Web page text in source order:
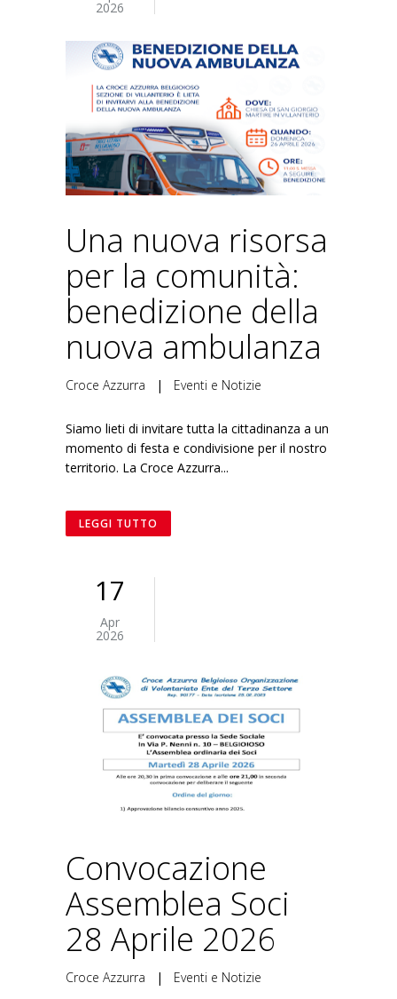
2026
Una nuova risorsa
per la comunità:
benedizione della
nuova ambulanza
Croce Azzurra | Eventi e Notizie
Siamo lieti di invitare tutta la cittadinanza a un
momento di festa e condivisione per il nostro
territorio. La Croce Azzurra...
LEGGI TUTTO
17
Apr
2026
Convocazione
Assemblea Soci
28 Aprile 2026
Croce Azzurra | Eventi e Notizie